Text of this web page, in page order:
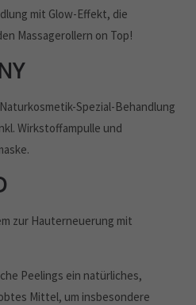
mit Glow-Effekt, die
Massagerollern on Top!
Spezial-Behandlung
Wirkstoffampulle und
zur Hauterneuerung mit
Peelings ein natürliches,
Mittel, um insbesondere